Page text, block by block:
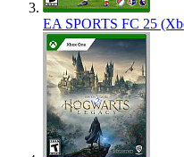
EA SPORTS FC 25